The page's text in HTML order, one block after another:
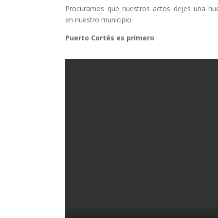
Procuramos que nuestros actos dejes una
en nuestro municipio.
Puerto Cortés es primero